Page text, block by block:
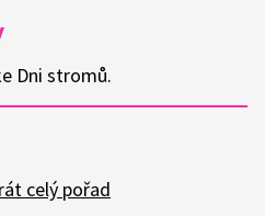
Dni stromů.
celý pořad